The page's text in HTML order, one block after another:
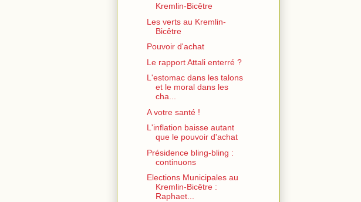
Kremlin-Bicêtre
Les verts au Kremlin-
Bicêtre
Pouvoir d'achat
Le rapport Attali enterré ?
L'estomac dans les talons
et le moral dans les
cha...
A votre santé !
L'inflation baisse autant
que le pouvoir d'achat
Présidence bling-bling :
continuons
Elections Municipales au
Kremlin-Bicêtre :
Raphaet...